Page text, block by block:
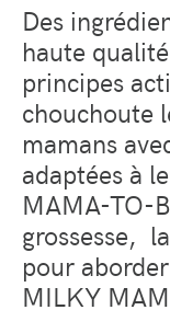
Des
haute
principes
chouchoute
mamans
adaptées à
MAMA-TO-
grossesse,
pour
MILKY